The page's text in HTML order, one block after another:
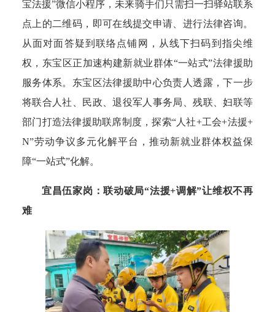
宝法援”微信小程序，未来骑手们只需扫一扫驿站联系
点上的二维码，即可在线提交申请、进行法律咨询。
从面对面答疑到联络点铺网，从线下扫码到指尖维
权，东宝区正加速构建新就业群体“一站式”法律援助
服务体系。东宝区法律援助中心负责人透露，下一步
将联合人社、民政、退役军人事务局、残联、妇联等
部门打造法律援助联席制度，探索“人社+工会+法援+
N”劳动争议多元化解平台，推动新就业群体权益保
障“一站式”化解。
宜昌伍家岗：联动破局“法援+调解”让维权不再
难